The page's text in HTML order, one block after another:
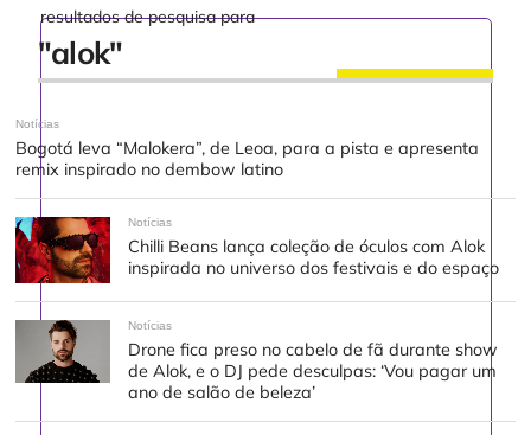
resultados de pesquisa para
"alok"
Notícias
Bogotá leva “Malokera”, de Leoa, para a pista e apresenta
remix inspirado no dembow latino
Notícias
Chilli Beans lança coleção de óculos com Alok
inspirada no universo dos festivais e do espaço
Notícias
Drone fica preso no cabelo de fã durante show
de Alok, e o DJ pede desculpas: ‘Vou pagar um
ano de salão de beleza’